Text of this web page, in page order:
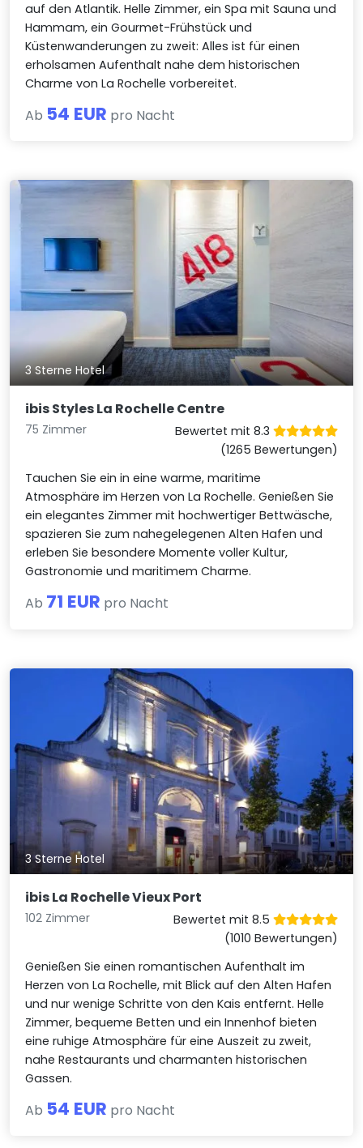
auf den Atlantik. Helle Zimmer, ein Spa mit Sauna und
Hammam, ein Gourmet-Frühstück und
Küstenwanderungen zu zweit: Alles ist für einen
erholsamen Aufenthalt nahe dem historischen
Charme von La Rochelle vorbereitet.
Ab 54 EUR pro Nacht
3 Sterne Hotel
ibis Styles La Rochelle Centre
75 Zimmer
Bewertet mit 8.3
(1265 Bewertungen)
Tauchen Sie ein in eine warme, maritime
Atmosphäre im Herzen von La Rochelle. Genießen Sie
ein elegantes Zimmer mit hochwertiger Bettwäsche,
spazieren Sie zum nahegelegenen Alten Hafen und
erleben Sie besondere Momente voller Kultur,
Gastronomie und maritimem Charme.
Ab 71 EUR pro Nacht
3 Sterne Hotel
ibis La Rochelle Vieux Port
102 Zimmer
Bewertet mit 8.5
(1010 Bewertungen)
Genießen Sie einen romantischen Aufenthalt im
Herzen von La Rochelle, mit Blick auf den Alten Hafen
und nur wenige Schritte von den Kais entfernt. Helle
Zimmer, bequeme Betten und ein Innenhof bieten
eine ruhige Atmosphäre für eine Auszeit zu zweit,
nahe Restaurants und charmanten historischen
Gassen.
Ab 54 EUR pro Nacht